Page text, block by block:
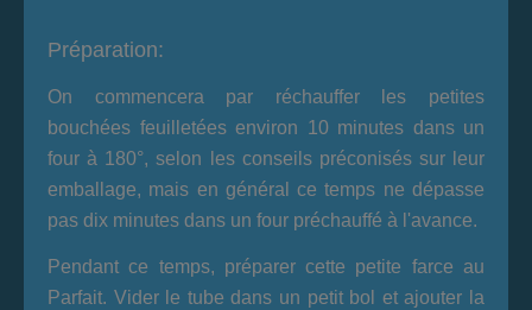
Préparation:
On commencera par réchauffer les petites
bouchées feuilletées environ 10 minutes dans un
four à 180°, selon les conseils préconisés sur leur
emballage, mais en général ce temps ne dépasse
pas dix minutes dans un four préchauffé à l'avance.
Pendant ce temps, préparer cette petite farce au
Parfait. Vider le tube dans un petit bol et ajouter la